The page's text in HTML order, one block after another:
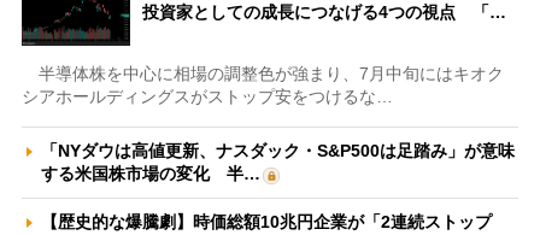
投資家としての成長につなげる4つの視点 「…
半導体株を中心に相場の調整色が強まり、7月中旬にはキオク
シアホールディングスがストップ安をつけるな…
「NYダウは高値更新、ナスダック・S&P500は足踏み」が意味
する米国株市場の変化 半…
【歴史的な爆騰劇】時価総額10兆円企業が「2連続ストップ